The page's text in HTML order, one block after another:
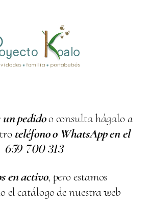
pedidoo consulta hágalo a
teléfono o WhatsApp en el
659 700313
en activo, pero estamos
el catálogo de nuestra web